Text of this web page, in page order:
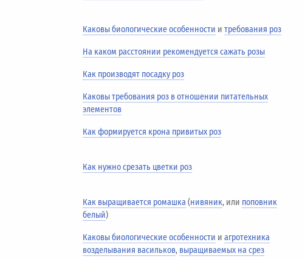
Каковы биологические особенности итребования роз
На каком расстоянии рекомендуется сажать розы
Как производят посадку роз
Каковы требования роз в отношении питательных
элементов
Как формируется крона привитых роз
Как нужно срезать цветки роз
Как выращивается ромашка(нивяник, или поповник
белый)
Каковы биологические особенности иагротехника
возделывания васильков, выращиваемых на срез